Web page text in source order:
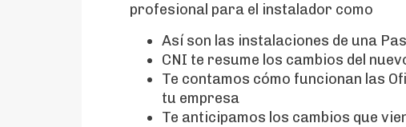
profesional para el instalador como
Así son las instalaciones de una
CNI te resume los cambios del
Te contamos cómo funcionan las
tu empresa
Te anticipamos los cambios que